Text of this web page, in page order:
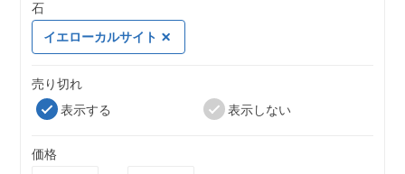
石
イエローカルサイト
売り切れ
表示する
表示しない
価格